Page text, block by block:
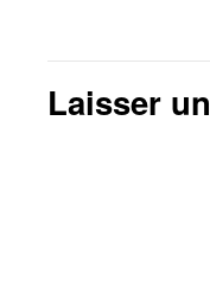
Laisser